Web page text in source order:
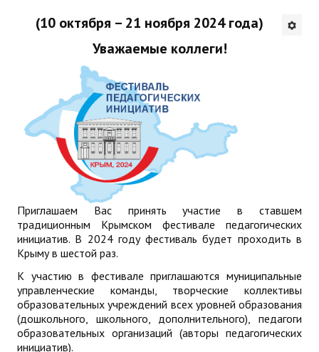
АНОНСЫ
Противодействие коррупции
В ПОМОЩЬ УЧИТЕЛЮ
Организация УВП
Карта ГИА РК
Советуем прочитать
ДПО
Профессиональная переподготовка
(10 октября – 21 ноября 2024 года)
Уважаемые коллеги!
Приглашаем Вас принять участие в ставшем
традиционным Крымском фестивале педагогических
инициатив. В 2024 году фестиваль будет проходить в
Крыму в шестой раз.
К участию в фестивале приглашаются муниципальные
управленческие команды, творческие коллективы
образовательных учреждений всех уровней образования
(дошкольного, школьного, дополнительного), педагоги
образовательных организаций (авторы педагогических
инициатив).